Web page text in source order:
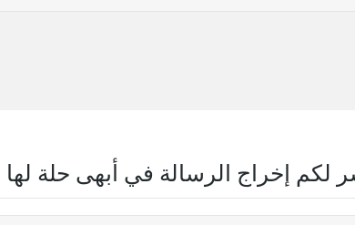
لكم إخراج الرسالة في أبهى حلة لها